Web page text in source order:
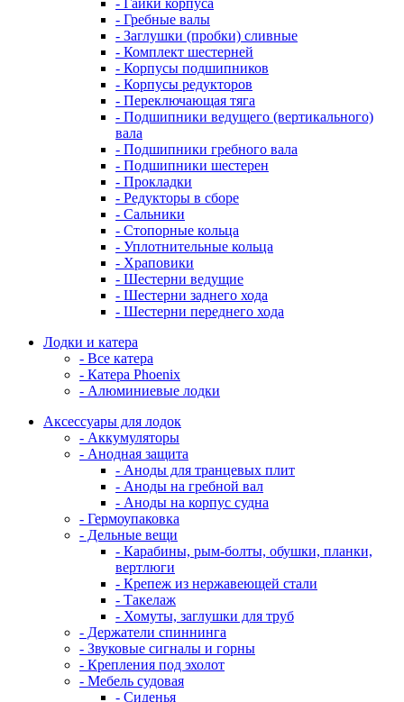
- Гребные валы
- Заглушки (пробки) сливные
- Комплект шестерней
- Корпусы подшипников
- Корпусы редукторов
- Переключающая тяга
- Подшипники ведущего (вертикального)
вала
- Подшипники гребного вала
- Подшипники шестерен
- Прокладки
- Редукторы в сборе
- Сальники
- Стопорные кольца
- Уплотнительные кольца
- Храповики
- Шестерни ведущие
- Шестерни заднего хода
- Шестерни переднего хода
Лодки и катера
- Все катера
- Катера Phoenix
- Алюминиевые лодки
Аксессуары для лодок
- Аккумуляторы
- Анодная защита
- Аноды для транцевых плит
- Аноды на гребной вал
- Аноды на корпус судна
- Гермоупаковка
- Дельные вещи
- Карабины, рым-болты, обушки, планки,
вертлюги
- Крепеж из нержавеющей стали
- Такелаж
- Хомуты, заглушки для труб
- Держатели спиннинга
- Звуковые сигналы и горны
- Крепления под эхолот
- Мебель судовая
- Сиденья